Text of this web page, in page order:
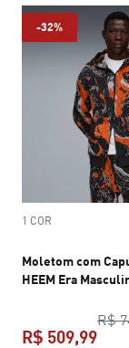
-32%
1 COR
Moletom com
HEEM Era
R$
R$ 509,99